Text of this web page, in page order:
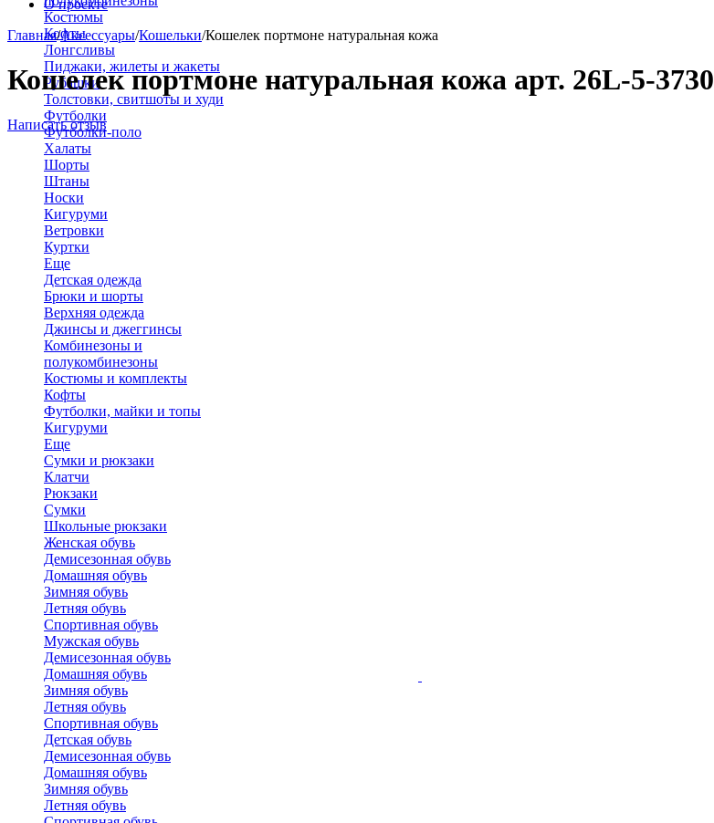
Костюмы
Кофты
Лонгсливы
Пиджаки, жилеты и жакеты
Рубашки
Толстовки, свитшоты и худи
Футболки
Футболки-поло
Халаты
Шорты
Штаны
Носки
Кигуруми
Ветровки
Куртки
Еще
Детская одежда
Брюки и шорты
Верхняя одежда
Джинсы и джеггинсы
Комбинезоны и
полукомбинезоны
Костюмы и комплекты
Кофты
Футболки, майки и топы
Кигуруми
Еще
Сумки и рюкзаки
Клатчи
Рюкзаки
Сумки
Школьные рюкзаки
Женская обувь
Демисезонная обувь
Домашняя обувь
Зимняя обувь
Летняя обувь
Спортивная обувь
Мужская обувь
Демисезонная обувь
Домашняя обувь
Зимняя обувь
Летняя обувь
Спортивная обувь
Детская обувь
Демисезонная обувь
Домашняя обувь
Зимняя обувь
Летняя обувь
О проекте
Главная/Аксессуары/Кошельки/Кошелек портмоне натуральная кожа
Кошелек портмоне натуральная кожа арт. 26L-5-3730
Написать отзыв